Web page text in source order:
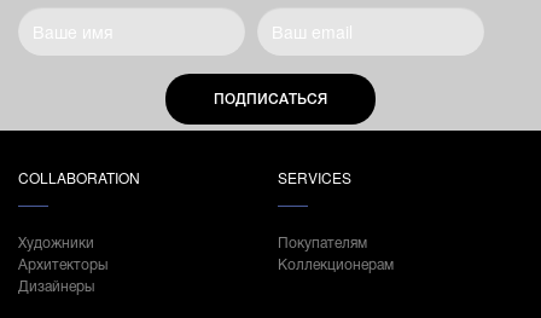
ПОДПИСАТЬСЯ
COLLABORATION
Художники
Архитекторы
Дизайнеры
SERVICES
Покупателям
Коллекционерам